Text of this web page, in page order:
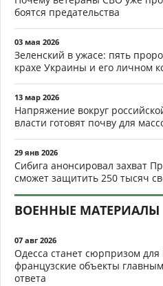
боятся предательства
03 мая 2026
Зеленский в ужасе: пять
крахе Украины и его личном
13 мар 2026
Напряжение вокруг
власти готовят почву для
29 янв 2026
Сибига анонсировал захват
сможет защитить 250 тысяч
ВОЕННЫЕ МАТЕРИАЛЫ
07 авг 2026
Одесса станет сюрпризом
французские объекты
ответа